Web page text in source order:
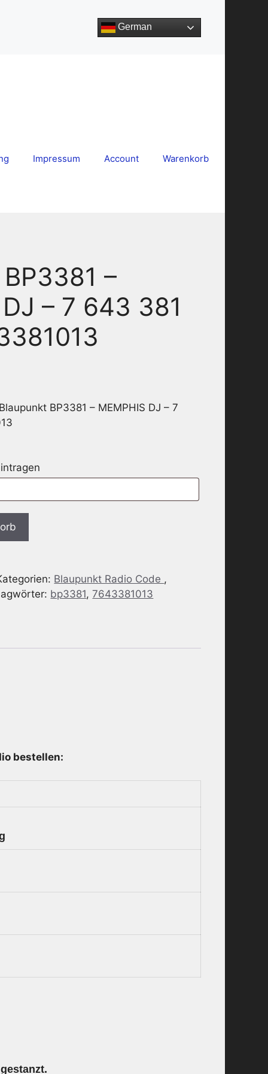
German
Impressum Account Warenkorb
–
– 7 643 381
BP3381 – MEMPHIS DJ – 7
Blaupunkt Radio Code ,
bp3381,7643381013
bestellen: